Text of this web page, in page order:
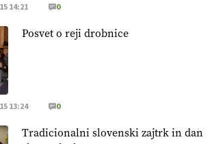
t.co/J7RkeaYpYu @EUAgri #IMCAP #CAP
] Zdravje rastlin je ključno za
14:21 0
Posvet o reji drobnice
13:24 0
Tradicionalni slovenski zajtrk in dan